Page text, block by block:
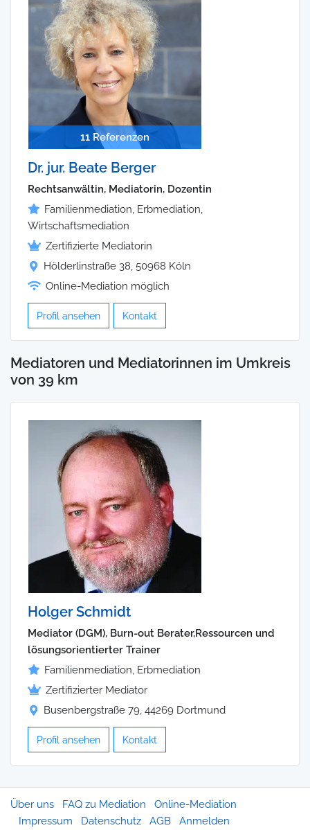
11 Referenzen
Dr. jur. Beate Berger
Rechtsanwältin, Mediatorin, Dozentin
Familienmediation, Erbmediation,
Wirtschaftsmediation
Zertifizierte Mediatorin
Hölderlinstraße 38, 50968 Köln
Online-Mediation möglich
Profil ansehen Kontakt
Mediatoren und Mediatorinnen im Umkreis
von 39 km
Holger Schmidt
Mediator (DGM), Burn-out Berater,Ressourcen und
lösungsorientierter Trainer
Familienmediation, Erbmediation
Zertifizierter Mediator
Busenbergstraße 79, 44269 Dortmund
Profil ansehen Kontakt
Über uns FAQ zu Mediation
Online-Mediation
Impressum
Datenschutz AGB Anmelden